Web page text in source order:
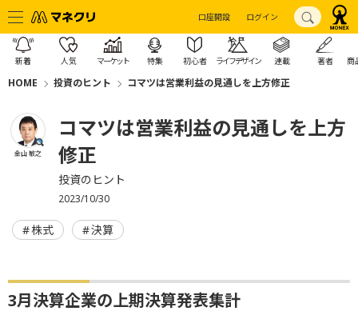
口座開設 ログイン
新着 人気 マーケット 特集 初心者 ライフデザイン 連載 著者 商
HOME 投資のヒント コマツは営業利益の見通しを上方修正
金山 敏之
コマツは営業利益の見通しを上方
修正
投資のヒント
2023/10/30
株式 決算
3月決算企業の上期決算発表集計